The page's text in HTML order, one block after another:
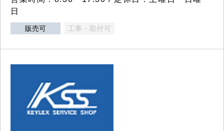
日
販売可 工事・取付可